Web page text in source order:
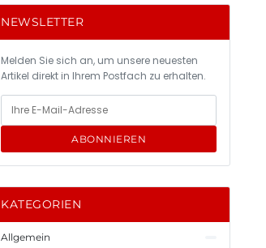
NEWSLETTER
Melden Sie sich an, um unsere neuesten
Artikel direkt in Ihrem Postfach zu erhalten.
ABONNIEREN
KATEGORIEN
Allgemein